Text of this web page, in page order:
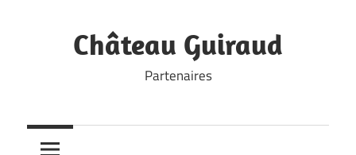
Château Guiraud
Partenaires